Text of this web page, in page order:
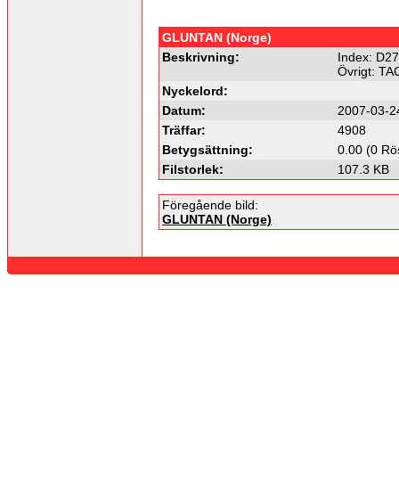
GLUNTAN (Norge)
Beskrivning:
Index:
Övrigt:
Nyckelord:
Datum:
2007-03-
Träffar:
4908
Betygsättning:
0.00 (0
Filstorlek:
107.3 KB
Föregående bild:
GLUNTAN (Norge)